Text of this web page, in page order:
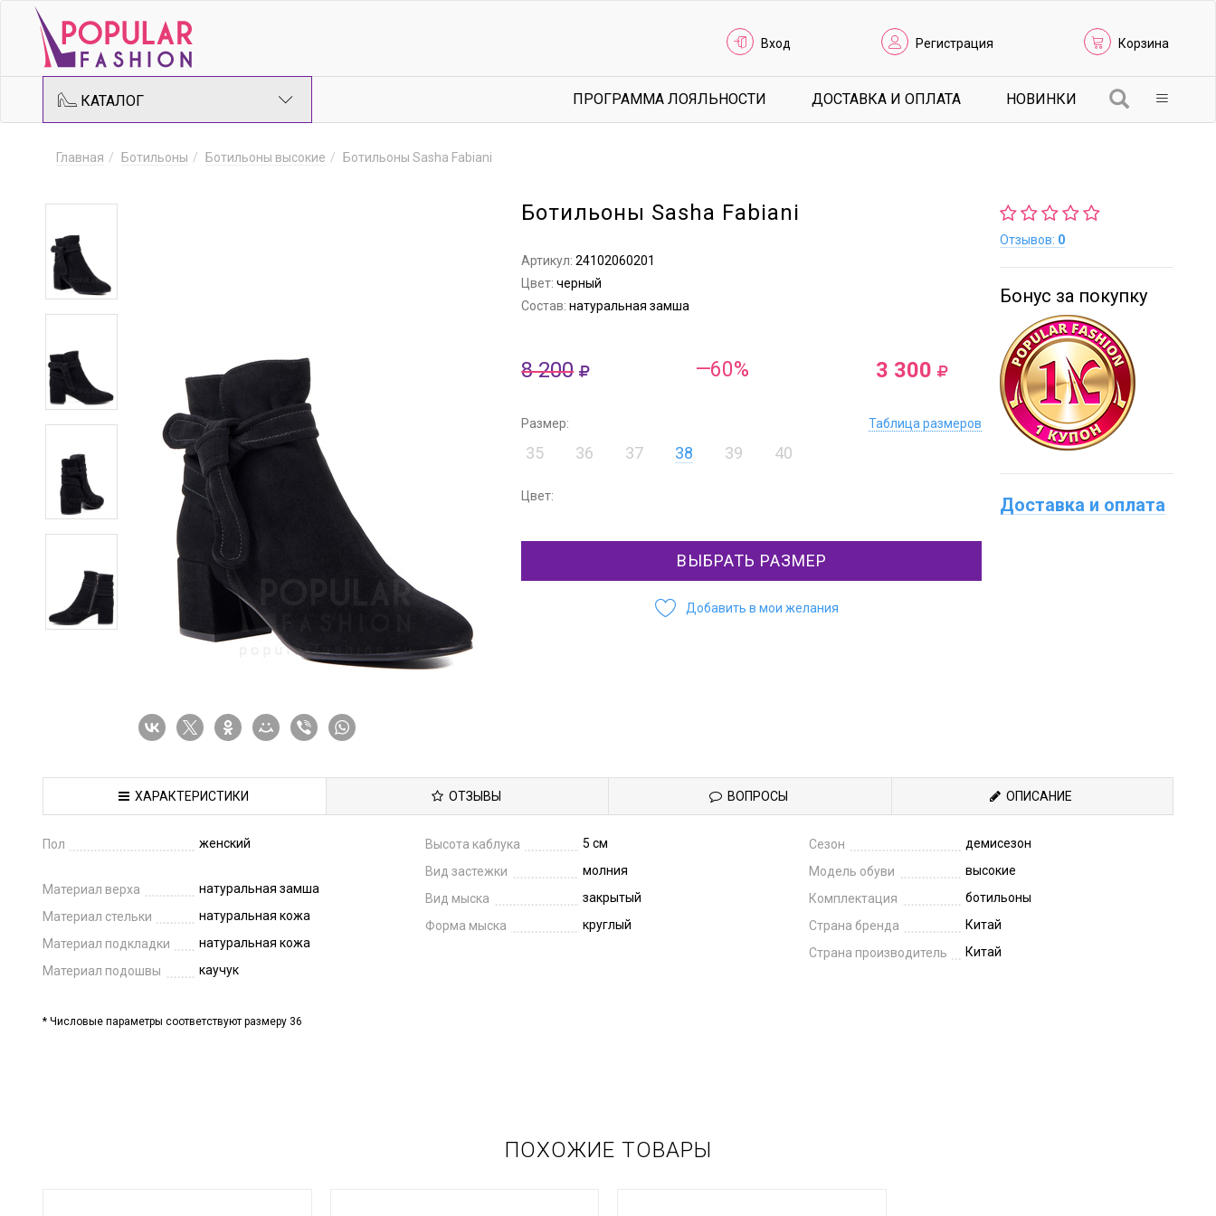
Вход Регистрация Корзина
КАТАЛОГ ПРОГРАММА ЛОЯЛЬНОСТИ ДОСТАВКА И ОПЛАТА НОВИНКИ
Главная Ботильоны Ботильоны высокие Ботильоны Sasha Fabiani
Ботильоны Sasha Fabiani
Артикул:24102060201
Цвет:черный
Состав:натуральная замша
8 200 —60% 3 300
Размер: Таблица размеров
35 36 37 38 39 40
Цвет:
ВЫБРАТЬ РАЗМЕР
Добавить в мои желания
Отзывов: 0
Бонус за покупку
Доставка и оплата
ХАРАКТЕРИСТИКИ ОТЗЫВЫ ВОПРОСЫ ОПИСАНИЕ
Пол женский
Материал верха
натуральная замша
Материал стельки
натуральная кожа
Материал подкладки
натуральная кожа
Материал подошвы
каучук
Высота каблука
5 см
Вид застежки
молния
Вид мыска
закрытый
Форма мыска
круглый
Сезон
демисезон
Модель обуви
высокие
Комплектация
ботильоны
Страна бренда
Китай
Страна производитель
Китай
* Числовые параметры соответствуют размеру 36
ПОХОЖИЕ ТОВАРЫ